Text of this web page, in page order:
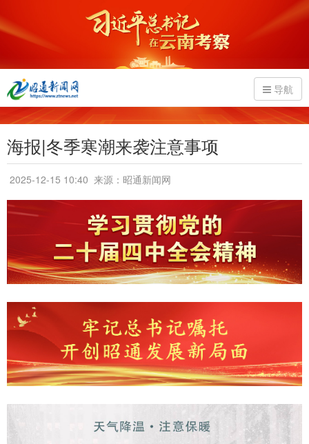
导航
海报|冬季寒潮来袭注意事项
2025-12-15 10:40 来源：昭通新闻网